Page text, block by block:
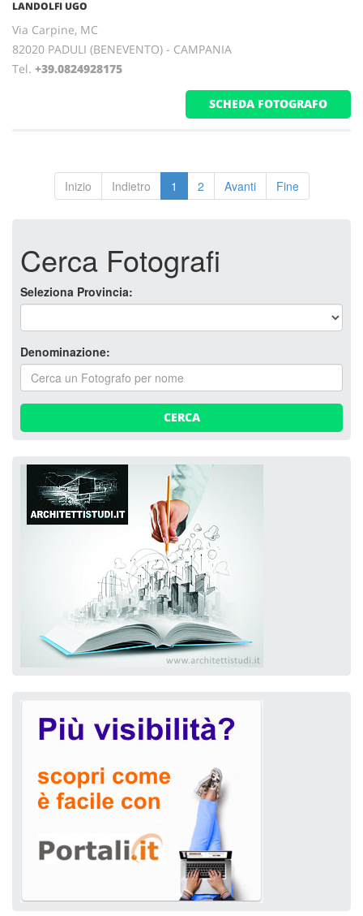
LANDOLFI UGO
Via Carpine, MC
82020 PADULI (BENEVENTO) - CAMPANIA
Tel. +39.0824928175
SCHEDA FOTOGRAFO
Inizio Indietro 1 2 Avanti Fine
Cerca Fotografi
Seleziona Provincia:
Denominazione:
CERCA